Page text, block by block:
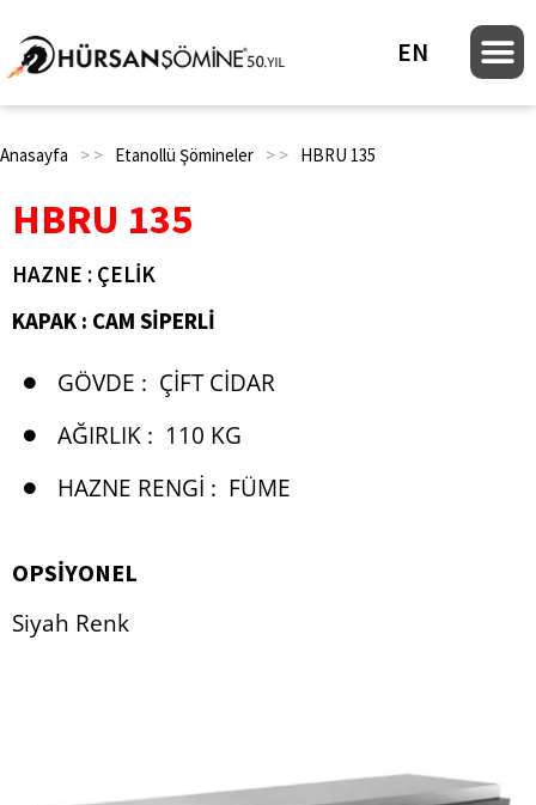
EN
Anasayfa > > Etanollü Şömineler > > HBRU 135
HBRU 135
HAZNE : ÇELİK
KAPAK : CAM SİPERLİ
GÖVDE : ÇIFT CIDAR
AĞIRLIK : 110 KG
HAZNE RENGI : FÜME
OPSIYONEL
Siyah Renk